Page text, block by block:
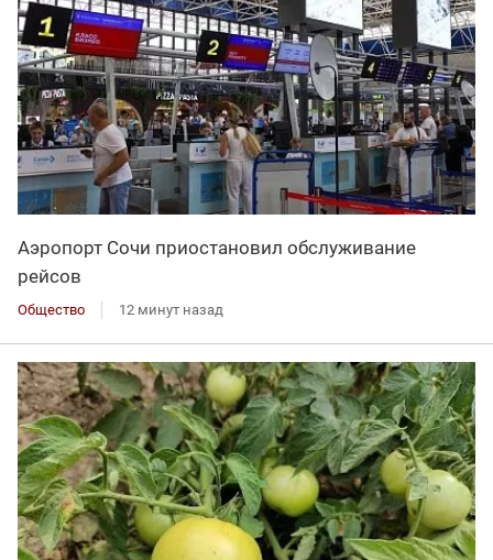
Аэропорт Сочи приостановил обслуживание
рейсов
Общество 12 минут назад